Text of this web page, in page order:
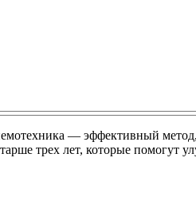
— эффективный
трех лет, которые помогут